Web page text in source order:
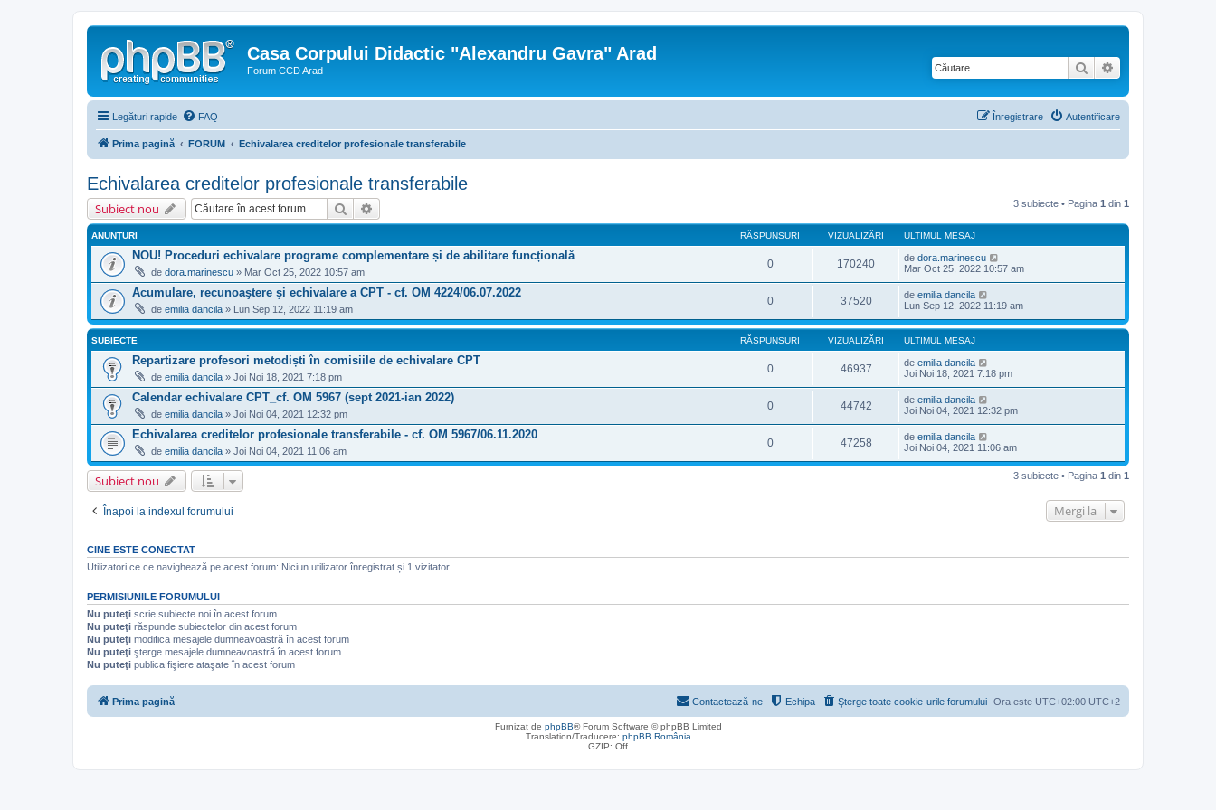
Casa Corpului Didactic "Alexandru Gavra" Arad
Forum CCD Arad Căutare
Legături rapide FAQ Autentificare
Înregistrare
Prima pagină FORUM Echivalarea creditelor profesionale transferabile
Echivalarea creditelor profesionale transferabile
Subiect nou Căutare 3 subiecte • Pagina 1 din 1
ANUNŢURI RĂSPUNSURI VIZUALIZĂRI ULTIMUL MESAJ
NOU! Proceduri echivalare programe complementare și de abilitare funcțională
de dora.marinescu » Mar Oct 25, 2022 10:57 am
0 170240 de dora.marinescu
Mar Oct 25, 2022 10:57 am
Acumulare, recunoaştere şi echivalare a CPT - cf. OM 4224/06.07.2022
de emilia dancila » Lun Sep 12, 2022 11:19 am
0 37520 de emilia dancila
Lun Sep 12, 2022 11:19 am
SUBIECTE RĂSPUNSURI VIZUALIZĂRI ULTIMUL MESAJ
Repartizare profesori metodiști în comisiile de echivalare CPT
de emilia dancila » Joi Noi 18, 2021 7:18 pm
0 46937 de emilia dancila
Joi Noi 18, 2021 7:18 pm
Calendar echivalare CPT_cf. OM 5967 (sept 2021-ian 2022)
de emilia dancila » Joi Noi 04, 2021 12:32 pm
0 44742 de emilia dancila
Joi Noi 04, 2021 12:32 pm
Echivalarea creditelor profesionale transferabile - cf. OM 5967/06.11.2020
de emilia dancila » Joi Noi 04, 2021 11:06 am
0 47258 de emilia dancila
Joi Noi 04, 2021 11:06 am
Subiect nou 3 subiecte • Pagina 1 din 1
Înapoi la indexul forumului Mergi la
CINE ESTE CONECTAT
Utilizatori ce ce navighează pe acest forum: Niciun utilizator înregistrat și 1 vizitator
PERMISIUNILE FORUMULUI
Nu puteţi scrie subiecte noi în acest forum
Nu puteţi răspunde subiectelor din acest forum
Nu puteţi modifica mesajele dumneavoastră în acest forum
Nu puteţi şterge mesajele dumneavoastră în acest forum
Nu puteţi publica fişiere ataşate în acest forum
Prima pagină Ora este UTC+02:00 UTC+2
Şterge toate cookie-urile forumului
Echipa
Contactează-ne
Furnizat de phpBB® Forum Software © phpBB Limited
Translation/Traducere: phpBB România
GZIP: Off